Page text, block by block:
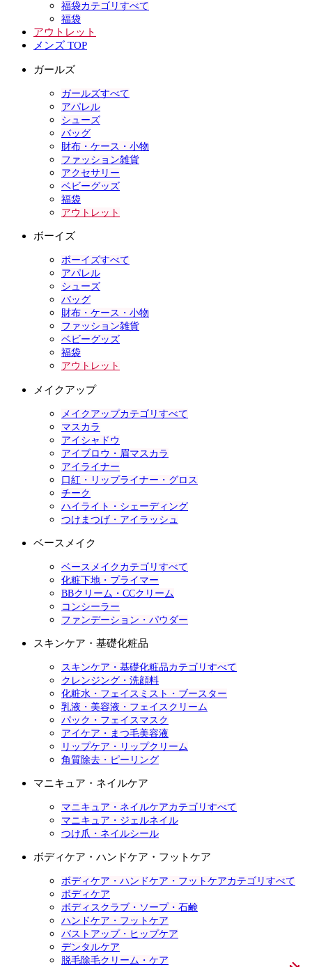
福袋カテゴリすべて
福袋
アウトレット
メンズ TOP
ガールズ
ガールズすべて
アパレル
シューズ
バッグ
財布・ケース・小物
ファッション雑貨
アクセサリー
ベビーグッズ
福袋
アウトレット
ボーイズ
ボーイズすべて
アパレル
シューズ
バッグ
財布・ケース・小物
ファッション雑貨
ベビーグッズ
福袋
アウトレット
メイクアップ
メイクアップカテゴリすべて
マスカラ
アイシャドウ
アイブロウ・眉マスカラ
アイライナー
口紅・リップライナー・グロス
チーク
ハイライト・シェーディング
つけまつげ・アイラッシュ
ベースメイク
ベースメイクカテゴリすべて
化粧下地・プライマー
BBクリーム・CCクリーム
コンシーラー
ファンデーション・パウダー
スキンケア・基礎化粧品
スキンケア・基礎化粧品カテゴリすべて
クレンジング・洗顔料
化粧水・フェイスミスト・ブースター
乳液・美容液・フェイスクリーム
パック・フェイスマスク
アイケア・まつ毛美容液
リップケア・リップクリーム
角質除去・ピーリング
マニキュア・ネイルケア
マニキュア・ネイルケアカテゴリすべて
マニキュア・ジェルネイル
つけ爪・ネイルシール
ボディケア・ハンドケア・フットケア
ボディケア・ハンドケア・フットケアカテゴリすべて
ボディケア
ボディスクラブ・ソープ・石鹸
ハンドケア・フットケア
バストアップ・ヒップケア
デンタルケア
脱毛除毛クリーム・ケア